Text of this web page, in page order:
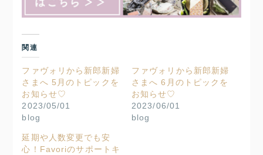
関連
ファヴォリから新郎新婦
さまへ 5月のトピックを
お知らせ♡
2023/05/01
blog
ファヴォリから新郎新婦
さまへ 6月のトピックを
お知らせ♡
2023/06/01
blog
延期や人数変更でも安
心！Favoriのサポートキ